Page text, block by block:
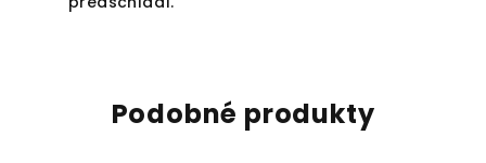
Podobné produkty